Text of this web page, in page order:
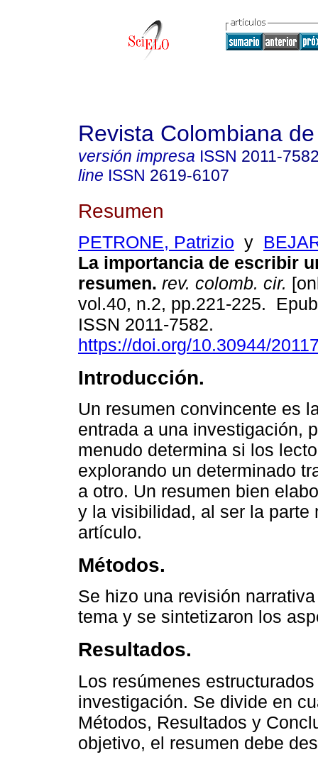
Revista Colombiana
versión impresa ISSN 2011-
line ISSN 2619-6107
Resumen
PETRONE, Patrizio y
La importancia de escribir
resumen. rev. colomb. cir.
vol.40, n.2, pp.221-225.
ISSN 2011-7582.
https://doi.org/10.30944/
Introducción.
Un resumen convincente es
entrada a una investigación,
menudo determina si los
explorando un determinado
a otro. Un resumen bien
y la visibilidad, al ser la
artículo.
Métodos.
Se hizo una revisión
tema y se sintetizaron los
Resultados.
Los resúmenes
investigación. Se divide en
Métodos, Resultados y
objetivo, el resumen debe